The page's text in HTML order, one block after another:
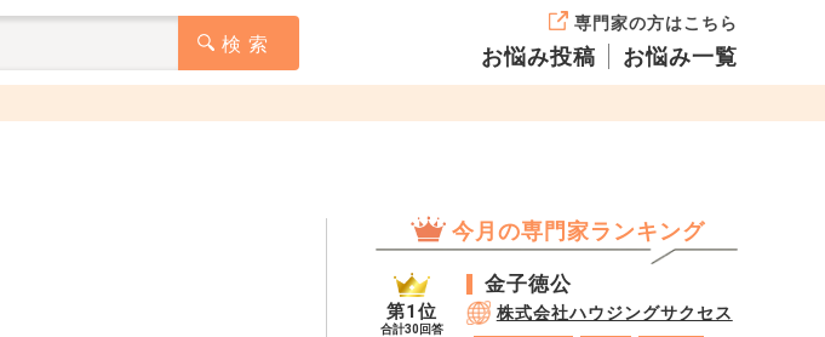
検 索
専門家の方はこちら
お悩み投稿 お悩み一覧
今月の専門家ランキング
第1位
合計30回答
金子徳公
株式会社ハウジングサクセス